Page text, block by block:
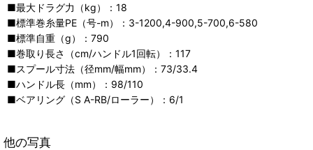
■最大ドラグ力（kg）：18
■標準巻糸量PE（号-m）：3-1200,4-900,5-700,6-580
■標準自重（g）：790
■巻取り長さ（cm/ハンドル1回転）：117
■スプール寸法（径mm/幅mm）：73/33.4
■ハンドル長（mm）：98/110
■ベアリング（S A-RB/ローラー）：6/1
他の写真